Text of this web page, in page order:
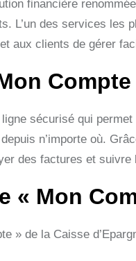
financière
L’un des services les
aux clients de gérer
sécurisé qui
n’importe où.
des factures et
« Mon
» de la Caisse